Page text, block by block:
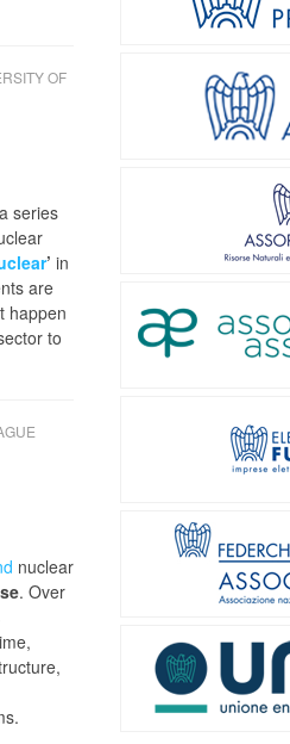
OF
series
’ in
are
happen
to
nuclear
. Over